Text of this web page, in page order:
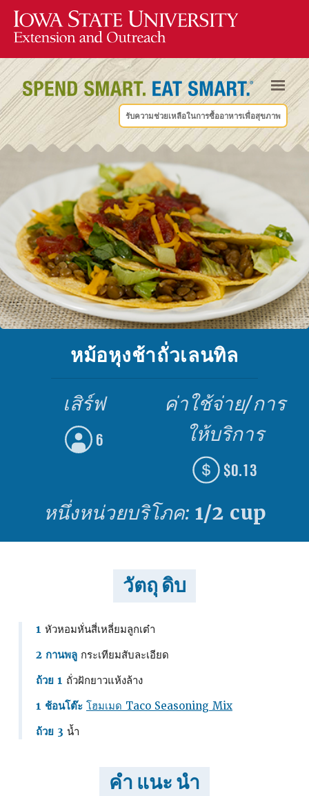
รับความช่วยเหลือในการซื้ออาหารเพื่อสุขภาพ
หม้อหุงช้าถั่วเลนทิล
เสิร์ฟ
6
ค่าใช้จ่าย/การ
ให้บริการ
$0.13
หนึ่งหน่วยบริโภค: 1/2 cup
วัตถุ ดิบ
1 หัวหอมหั่นสี่เหลี่ยมลูกเต๋า
2 กานพลู กระเทียมสับละเอียด
ถ้วย 1 ถั่วฝักยาวแห้งล้าง
1 ช้อนโต๊ะ โฮมเมด Taco Seasoning Mix
ถ้วย 3 น้ำ
คำ แนะ นำ